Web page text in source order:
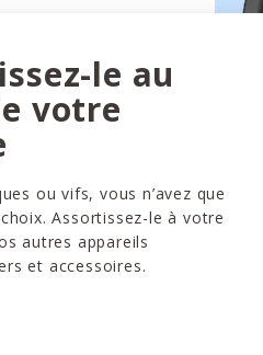
le au
votre
ou vifs, vous n’avez que
Assortissez-le à votre
autres appareils
et accessoires.